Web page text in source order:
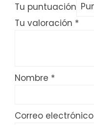
Tu puntuación
Tu valoración *
Nombre *
Correo electrónico